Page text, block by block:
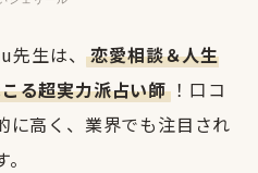
先生は、恋愛相談＆人生
る超実力派占い師 ！口コ
に高く、業界でも注目され